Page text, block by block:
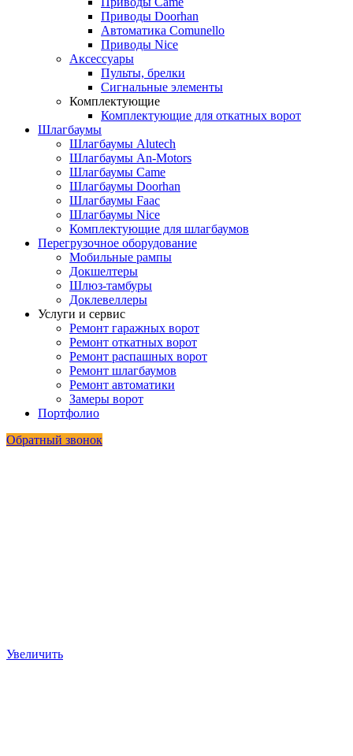
Приводы Doorhan
Автоматика Comunello
Приводы Nice
Аксессуары
Пульты, брелки
Сигнальные элементы
Комплектующие
Комплектующие для откатных ворот
Шлагбаумы
Шлагбаумы Alutech
Шлагбаумы An-Motors
Шлагбаумы Came
Шлагбаумы Doorhan
Шлагбаумы Faac
Шлагбаумы Nice
Комплектующие для шлагбаумов
Перегрузочное оборудование
Мобильные рампы
Докшелтеры
Шлюз-тамбуры
Доклевеллеры
Услуги и сервис
Ремонт гаражных ворот
Ремонт откатных ворот
Ремонт распашных ворот
Ремонт шлагбаумов
Ремонт автоматики
Замеры ворот
Портфолио
Обратный звонок
Увеличить